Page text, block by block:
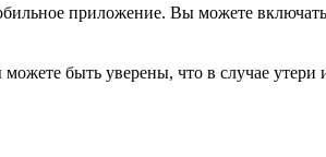
приложение. Вы можете
быть уверены, что в случае утери